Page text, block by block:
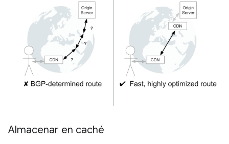
Almacenar en caché